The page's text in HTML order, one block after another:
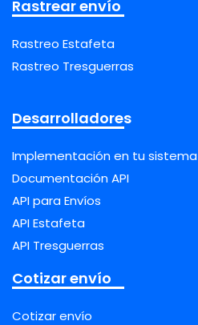
Rastrear envío
Rastreo Estafeta
Rastreo Tresguerras
Desarrolladores
Implementación en tu sistema
Documentación API
API para Envíos
API Estafeta
API Tresguerras
Cotizar envío
Cotizar envío